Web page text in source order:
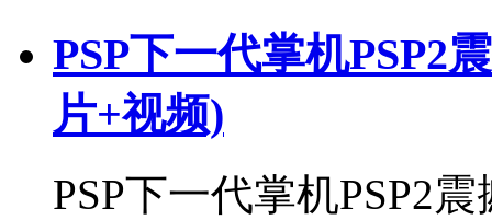
PSP下一代掌机PSP2
片+视频)
PSP下一代掌机PSP2